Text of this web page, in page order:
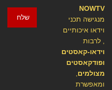
שלח
NOWTV
מנגישה תכני
וידאו איכותיים
, לרבות
וידאו-קאסטים
ופודקאסטים
מצולמים,
ומאפשרת